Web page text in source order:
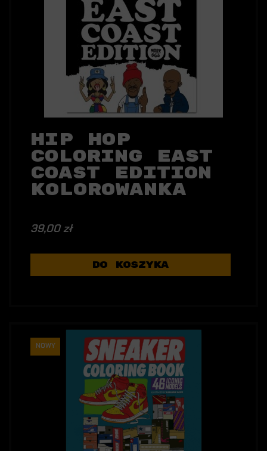
Hip Hop
Coloring East
Coast Edition
KOLOROWANKA
39,00 zł
DO KOSZYKA
NOWY